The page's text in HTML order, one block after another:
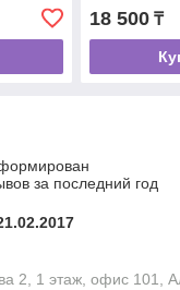
18 500₸
за последний год
2, 1 этаж, офис 101,